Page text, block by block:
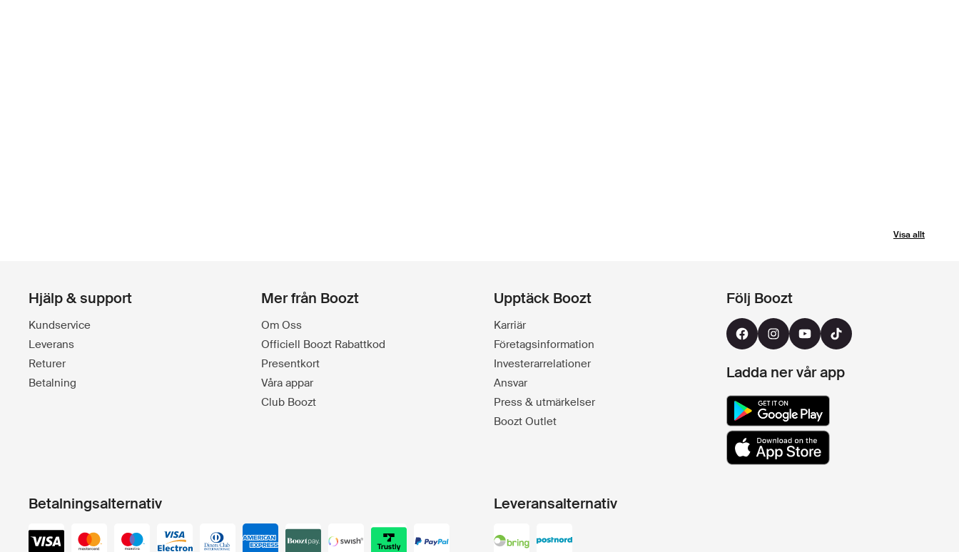
Visa allt
Hjälp & support
Kundservice
Leverans
Returer
Betalning
Mer från Boozt
Om Oss
Officiell Boozt Rabattkod
Presentkort
Våra appar
Club Boozt
Upptäck Boozt
Karriär
Företagsinformation
Investerarrelationer
Ansvar
Press & utmärkelser
Boozt Outlet
Följ Boozt
Ladda ner vår app
Betalningsalternativ Leveransalternativ